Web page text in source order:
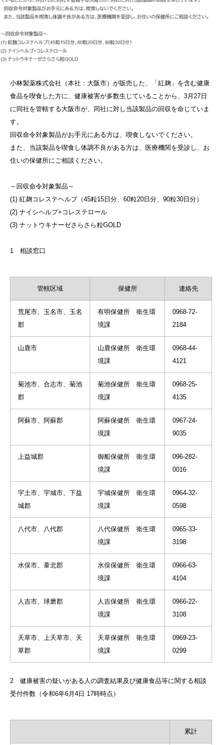
小林製薬株式会社（本社：大阪市）が販売した、「紅麹」を含む健康
食品を喫食した方に、健康被害が多数生じていることから、3月27日
に同社を管轄する大阪市が、同社に対し当該製品の回収を命じていま
す。
回収命令対象製品がお手元にある方は、喫食しないでください。
また、当該製品を喫食し体調不良がある方は、医療機関を受診し、お
住いの保健所にご相談ください。
～回収命令対象製品～
(1) 紅麹コレステヘルプ（45粒15日分、60粒20日分、90粒30日分）
(2) ナイシヘルプ+コレステロール
(3) ナットウキナーゼさらさら粒GOLD
1 相談窓口
管轄区域 保健所 連絡先
荒尾市、玉名市、玉名
郡
有明保健所 衛生環
境課
0968-72-
2184
山鹿市
山鹿保健所 衛生環
境課
0968-44-
4121
菊池市、合志市、菊池
郡
菊池保健所 衛生環
境課
0968-25-
4135
阿蘇市、阿蘇郡
阿蘇保健所 衛生環
境課
0967-24-
9035
上益城郡
御船保健所 衛生環
境課
096-282-
0016
宇土市、宇城市、下益
城郡
宇城保健所 衛生環
境課
0964-32-
0598
八代市、八代郡
八代保健所 衛生環
境課
0965-33-
3198
水俣市、葦北郡
水俣保健所 衛生環
境課
0966-63-
4104
人吉市、球磨郡
人吉保健所 衛生環
境課
0966-22-
3108
天草市、上天草市、天
草郡
天草保健所 衛生環
境課
0969-23-
0299
2 健康被害の疑いがある人の調査結果及び健康食品等に関する相談
受付件数（令和6年6月4日 17時時点）
累計